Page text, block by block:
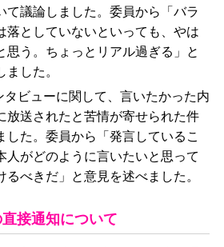
て議論しました。委員から「バラ
落としていないといっても、やは
思う。ちょっとリアル過ぎる」と
した。
タビューに関して、言いたかった内
放送されたと苦情が寄せられた件
した。委員から「発言しているこ
人がどのように言いたいと思って
るべきだ」と意見を述べました。
接通知について